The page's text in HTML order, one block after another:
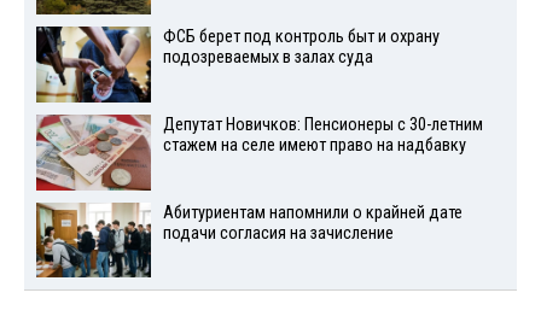
ФСБ берет под контроль быт и охрану
подозреваемых в залах суда
Депутат Новичков: Пенсионеры с 30-летним
стажем на селе имеют право на надбавку
Абитуриентам напомнили о крайней дате
подачи согласия на зачисление